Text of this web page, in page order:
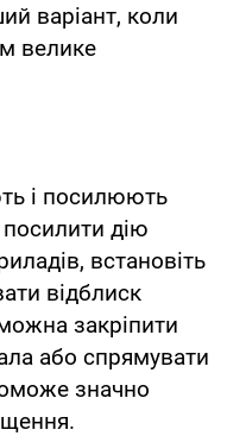
варіант, коли
велике
і посилюють
дію
встановіть
відблиск
закріпити
або спрямувати
значно